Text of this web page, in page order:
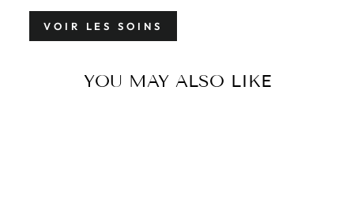
VOIR LES SOINS
YOU MAY ALSO LIKE